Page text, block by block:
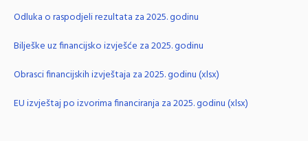
Odluka o raspodjeli rezultata za 2025. godinu
Bilješke uz financijsko izvješće za 2025. godinu
Obrasci financijskih izvještaja za 2025. godinu (xlsx)
EU izvještaj po izvorima financiranja za 2025. godinu (xlsx)